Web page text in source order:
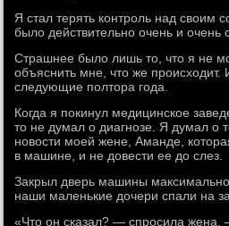
Я стал терять контроль над своим
было действительно очень и очень
Страшнее было лишь то, что я не
объяснить мне, что же происходит.
следующие полтора года.
Когда я покинул медицинское
то не думал о диагнозе. Я думал о
новости моей жене, Аманде,
в машине, и не довести ее до слез.
Закрыл дверь машины максимально
наши маленькие дочери спали на
«Что он сказал? — спросила жена.